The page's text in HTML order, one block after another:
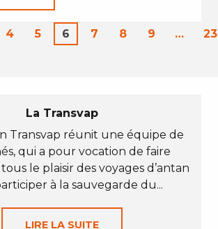
4 5 6 7 8 9 … 23
La Transvap
Transvap réunit une équipe de
qui a pour vocation de faire
le plaisir des voyages d’antan
à la sauvegarde du...
LIRE LA SUITE